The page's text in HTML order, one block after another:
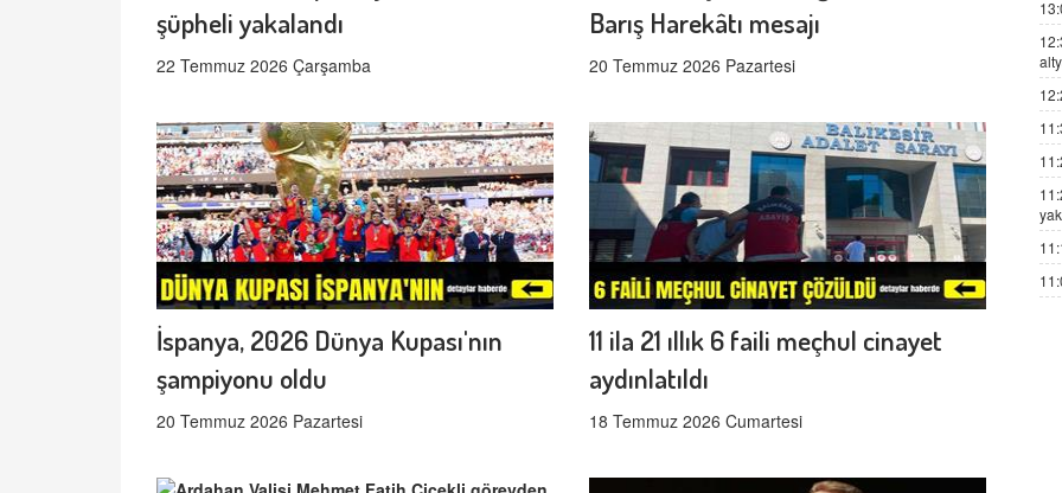
şüpheli yakalandı
22 Temmuz 2026 Çarşamba
Barış Harekâtı mesajı
20 Temmuz 2026 Pazartesi
İspanya, 2026 Dünya Kupası'nın
şampiyonu oldu
20 Temmuz 2026 Pazartesi
11 ila 21 ıllık 6 faili meçhul cinayet
aydınlatıldı
18 Temmuz 2026 Cumartesi